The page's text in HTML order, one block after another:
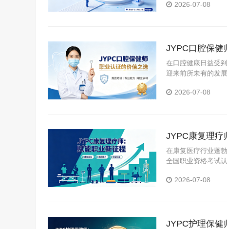
2026-07-08
JYPC口腔保健
在口腔健康日益受
迎来前所未有的发
2026-07-08
JYPC康复理疗
在康复医疗行业蓬
全国职业资格考试
2026-07-08
JYPC护理保健